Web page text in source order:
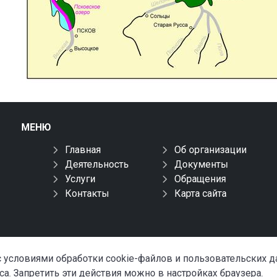
МЕНЮ
Главная
Об организации
Деятельность
Документы
Услуги
Обращения
Контакты
Карта сайта
обработки cookie-файлов и
Запретить эти действия можно в настройках браузера.